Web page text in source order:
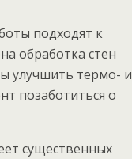
подходят к
обработка стен
улучшить термо- и
позаботиться о
существенных